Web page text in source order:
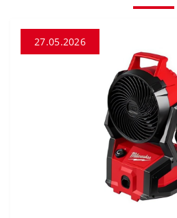
27.05.2026